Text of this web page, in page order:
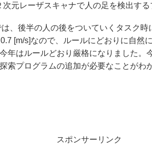
元レーザスキャナで人の足を検出する
、後半の人の後をついていくタスク
[m/s]なので、ルールにどおりに自然
年はルールどおり厳格になりました。
索プログラムの追加が必要なことがわ
スポンサーリンク